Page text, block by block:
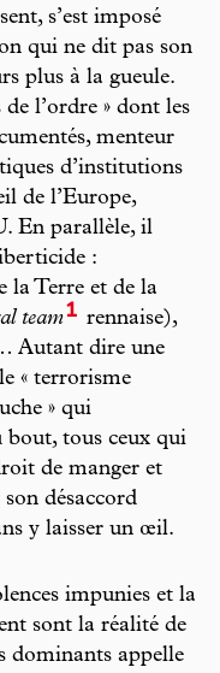
s’est imposé
qui ne dit pas son
plus à la gueule.
l’ordre » dont les
menteur
d’institutions
de l’Europe,
En parallèle, il
:
la Terre et de la
team1 rennaise),
Autant dire une
« terrorisme
» qui
bout, tous ceux qui
de manger et
désaccord
y laisser un œil.
impunies et la
sont la réalité de
dominants appelle